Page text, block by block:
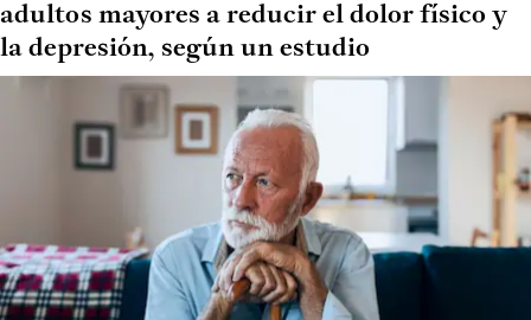
adultos mayores a reducir el dolor físico y
la depresión, según un estudio